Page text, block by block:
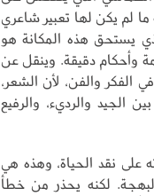
لم يكن لها تعبير شاعري
يستحق هذه المكانة هو
وأحكام دقيقة. وينقل عن
الفكر والفن، لأن الشعر،
الجيد والرديء، والرفيع
على نقد الحياة، وهذه هي
البهجة. لكنه يحذر من خطأ